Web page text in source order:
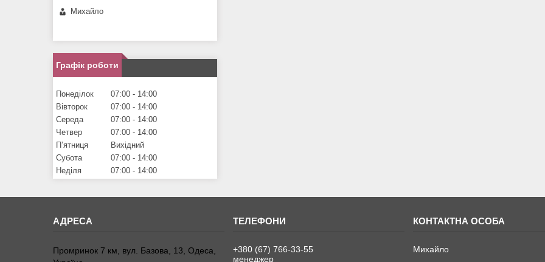
Михайло
Графік роботи
Понеділок 07:00
14:00
Вівторок
07:00
14:00
Середа
07:00
14:00
Четвер
07:00
14:00
Пʼятниця
Вихідний
Субота
07:00
14:00
Неділя
07:00 14:00
Промринок 7 км, вул. Базова, 13, Одеса,
+380 (67) 766-33-55
менеджер
Михайло